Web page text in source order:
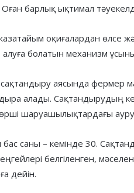
Оған барлық ықтимал
оқиғалардан өлсе
болатын механизм
аясында фермер
алады. Сақтандырудың
шаруашылықтардағы
саны – кемінде 30.
белгіленген,
дейін.